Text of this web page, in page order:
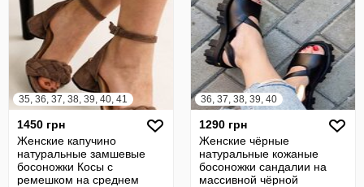
35, 36, 37, 38, 39, 40, 41
1450 грн
Женские капучино
натуральные замшевые
босоножки Косы с
ремешком на среднем
36, 37, 38, 39, 40
1290 грн
Женские чёрные
натуральные кожаные
босоножки сандалии на
массивной чёрной